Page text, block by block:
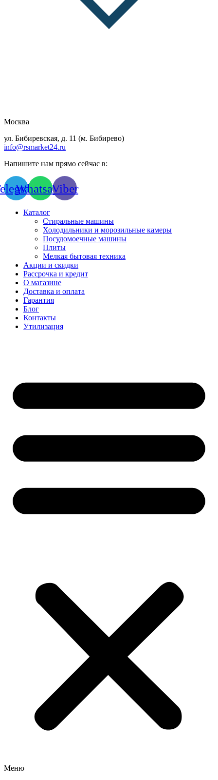
Москва
ул. Бибиревская, д. 11 (м. Бибирево)
info@rsmarket24.ru
Напишите нам прямо сейчас в:
WhatsappViber
Каталог
Стиральные машины
Холодильники и морозильные камеры
Посудомоечные машины
Плиты
Мелкая бытовая техника
Акции и скидки
Рассрочка и кредит
О магазине
Доставка и оплата
Гарантия
Блог
Контакты
Утилизация
Меню